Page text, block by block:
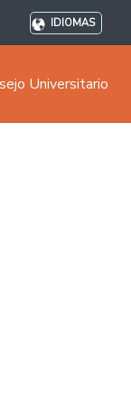
IDIOMAS
Universitario